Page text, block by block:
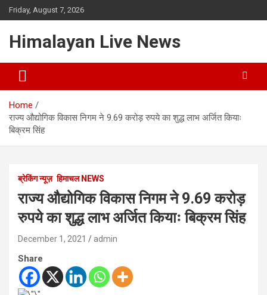
Friday, August 7, 2026
Himalayan Live News
Home
राज्य औद्योगिक विकास निगम ने 9.69 करोड़ रुपये का शुद्ध लाभ अर्जित कियाः
बिक्रम सिंह
ब्रेकिंग न्यूज़ हिमाचल NEWS
राज्य औद्योगिक विकास निगम ने 9.69 करोड़
रुपये का शुद्ध लाभ अर्जित कियाः बिक्रम सिंह
December 1, 2021 admin
Share